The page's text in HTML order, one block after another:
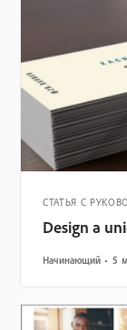
СТАТЬЯ С
Design a
Начинающий 5